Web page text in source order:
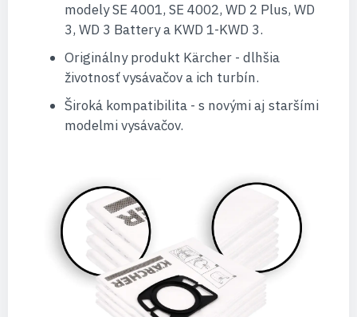
modely SE 4001, SE 4002, WD 2 Plus, WD
3, WD 3 Battery a KWD 1-KWD 3.
Originálny produkt Kärcher - dlhšia
životnosť vysávačov a ich turbín.
Široká kompatibilita - s novými aj staršími
modelmi vysávačov.